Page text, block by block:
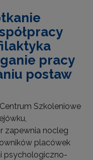
pracy
postaw
Centrum Szkoleniowe
zapewnia nocleg
placówek
psychologiczno-